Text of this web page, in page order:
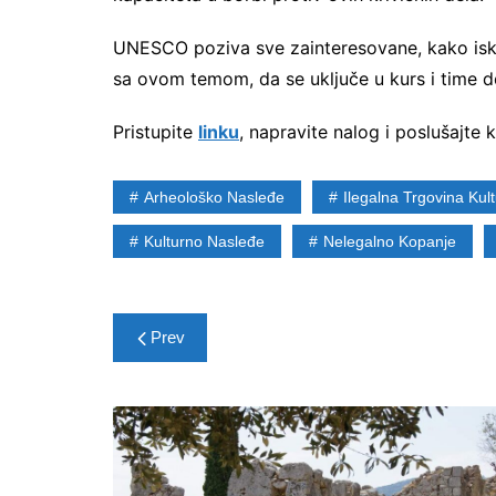
UNESCO poziva sve zainteresovane, kako
sa ovom temom, da se uključe u kurs i time
Pristupite linku, napravite nalog i poslušajte
Arheološko Nasleđe Ilegalna Trgovina
Kulturno Nasleđe Nelegalno Kopanje
Post
navigation
Prev